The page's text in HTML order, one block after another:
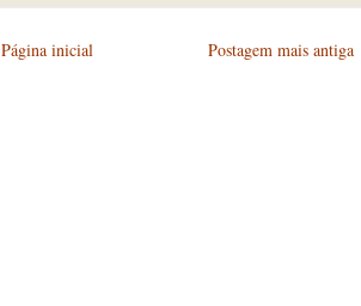
Postagem mais antiga
Página inicial